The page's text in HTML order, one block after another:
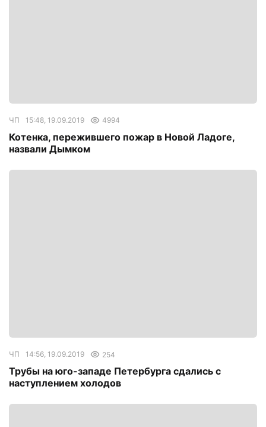
ЧП 15:48, 19.09.2019 4994
Котенка, пережившего пожар в Новой Ладоге,
назвали Дымком
ЧП 14:56, 19.09.2019 254
Трубы на юго-западе Петербурга сдались с
наступлением холодов